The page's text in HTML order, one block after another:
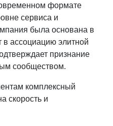
формате
сервиса и
была основана в
в ассоциацию элитной
признание
сообществом.
комплексный
скорость и